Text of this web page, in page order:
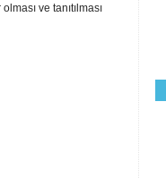
ve tanıtılması